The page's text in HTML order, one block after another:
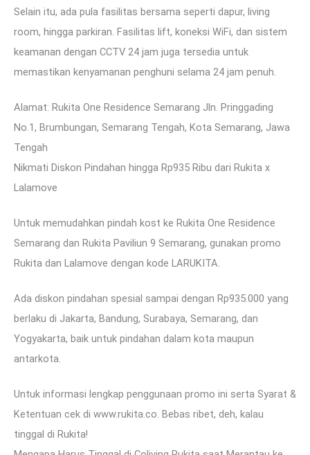
Selain itu, ada pula fasilitas bersama seperti dapur, living
room, hingga parkiran. Fasilitas lift, koneksi WiFi, dan sistem
keamanan dengan CCTV 24 jam juga tersedia untuk
memastikan kenyamanan penghuni selama 24 jam penuh.
Alamat: Rukita One Residence Semarang Jln. Pringgading
No.1, Brumbungan, Semarang Tengah, Kota Semarang, Jawa
Tengah
Nikmati Diskon Pindahan hingga Rp935 Ribu dari Rukita x
Lalamove
Untuk memudahkan pindah kost ke Rukita One Residence
Semarang dan Rukita Paviliun 9 Semarang, gunakan promo
Rukita dan Lalamove dengan kode LARUKITA.
Ada diskon pindahan spesial sampai dengan Rp935.000 yang
berlaku di Jakarta, Bandung, Surabaya, Semarang, dan
Yogyakarta, baik untuk pindahan dalam kota maupun
antarkota.
Untuk informasi lengkap penggunaan promo ini serta Syarat &
Ketentuan cek di www.rukita.co. Bebas ribet, deh, kalau
tinggal di Rukita!